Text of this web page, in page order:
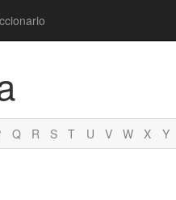
Q R S T U V W X Y